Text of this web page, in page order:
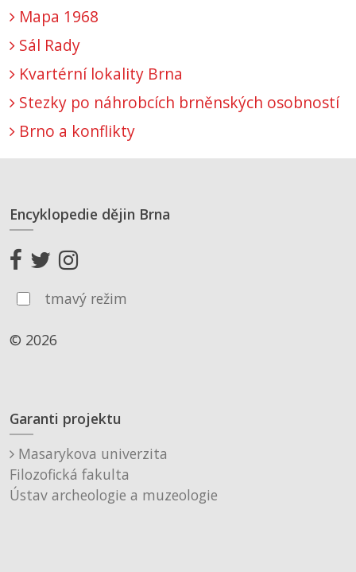
Mapa 1968
Sál Rady
Kvartérní lokality Brna
Stezky po náhrobcích brněnských osobností
Brno a konflikty
Encyklopedie dějin Brna
tmavý režim
© 2026
Garanti projektu
Masarykova univerzita
Filozofická fakulta
Ústav archeologie a muzeologie